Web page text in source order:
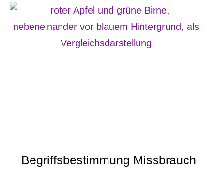
Begriffsbestimmung Missbrauch